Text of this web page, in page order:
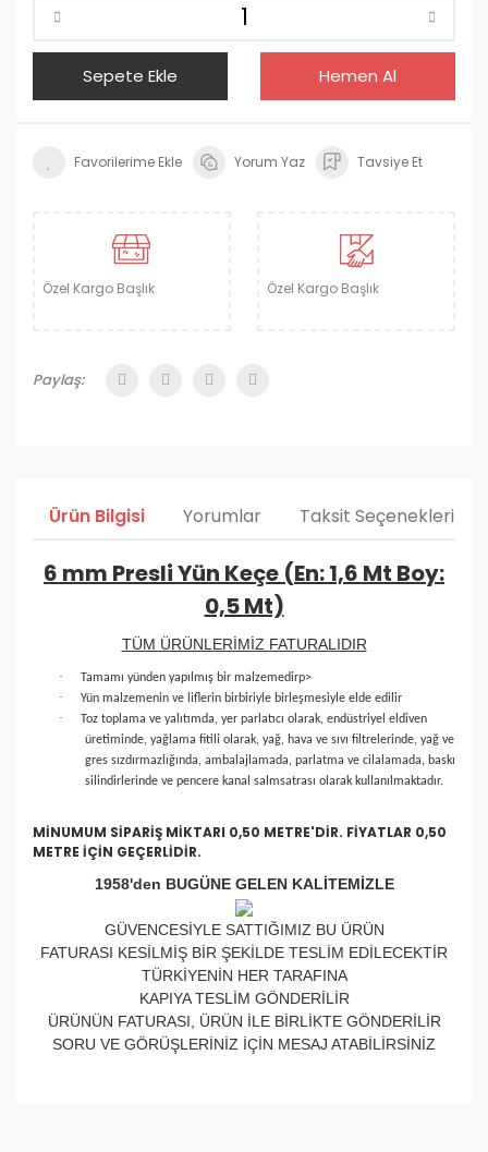
Sepete Ekle Hemen Al
Yorum Yaz Tavsiye Et
Özel Kargo Başlık Özel Kargo Başlık
Paylaş:
Ürün Bilgisi Yorumlar Taksit Seçenekleri
6 mm Presli Yün Keçe (En: 1,6 Mt Boy:
0,5 Mt)
TÜM ÜRÜNLERİMİZ FATURALIDIR
· Tamamı yünden yapılmış bir malzemedirp>
· Yün malzemenin ve liflerin birbiriyle birleşmesiyle elde edilir
·
Toz toplama ve yalıtımda, yer parlatıcı olarak, endüstriyel eldiven
üretiminde, yağlama fitili olarak, yağ, hava ve sıvı filtrelerinde, yağ ve
gres sızdırmazlığında, ambalajlamada, parlatma ve cilalamada, baskı
silindirlerinde ve pencere kanal salmsatrası olarak kullanılmaktadır.
MİNUMUM SİPARİŞ MİKTARI 0,50 METRE'DİR. FİYATLAR 0,50
METRE İÇİN GEÇERLİDİR.
1958'den BUGÜNE GELEN KALİTEMİZLE
GÜVENCESİYLE SATTIĞIMIZ BU ÜRÜN
FATURASI KESİLMİŞ BİR ŞEKİLDE TESLİM EDİLECEKTİR
TÜRKİYENİN HER TARAFINA
KAPIYA TESLİM GÖNDERİLİR
ÜRÜNÜN FATURASI, ÜRÜN İLE BİRLİKTE GÖNDERİLİR
SORU VE GÖRÜŞLERİNİZ İÇİN MESAJ ATABİLİRSİNİZ